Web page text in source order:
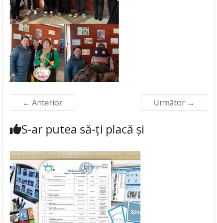
← Anterior Următor →
S-ar putea să-ți placă și